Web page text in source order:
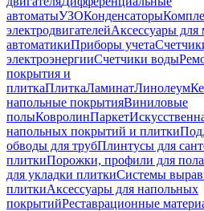
автоматыУЗОКонденсаторы
электродвигателейАксессуары для
автоматикиПриборы учета
электроэнергииСчетчики воды
покрытия и
плиткаПлиткаЛаминатЛинолеум
напольные покрытияВиниловые
полыКовролинПаркет
напольных покрытий и плитки
обводы для трубПлинтусы для
плиткиПорожки, профили для
для укладки плиткиСистемы
плиткиАксессуары для напольных
покрытийРеставрационные